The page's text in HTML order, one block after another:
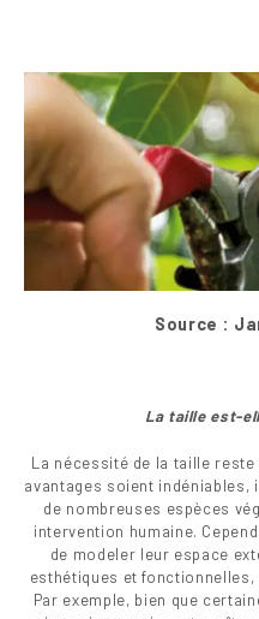
Source :
La taille est-
La nécessité de la taille
avantages soient
de nombreuses espèces
intervention humaine.
de modeler leur espace
esthétiques et
Par exemple, bien que